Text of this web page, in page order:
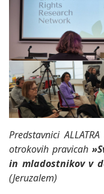
Predstavnici
otrokovih pravicah
in mladostnikov v
(Jeruzalem)